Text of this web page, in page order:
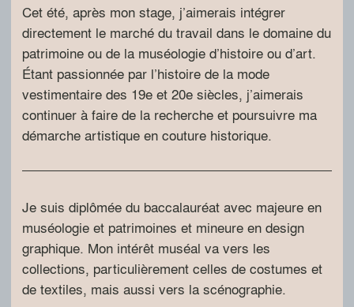
Cet été, après mon stage, j’aimerais intégrer
directement le marché du travail dans le domaine du
patrimoine ou de la muséologie d’histoire ou d’art.
Étant passionnée par l’histoire de la mode
vestimentaire des 19e et 20e siècles, j’aimerais
continuer à faire de la recherche et poursuivre ma
démarche artistique en couture historique.
Je suis diplômée du baccalauréat avec majeure en
muséologie et patrimoines et mineure en design
graphique. Mon intérêt muséal va vers les
collections, particulièrement celles de costumes et
de textiles, mais aussi vers la scénographie.